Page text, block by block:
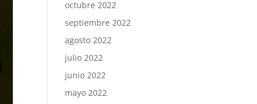
octubre 2022
septiembre 2022
agosto 2022
julio 2022
junio 2022
mayo 2022